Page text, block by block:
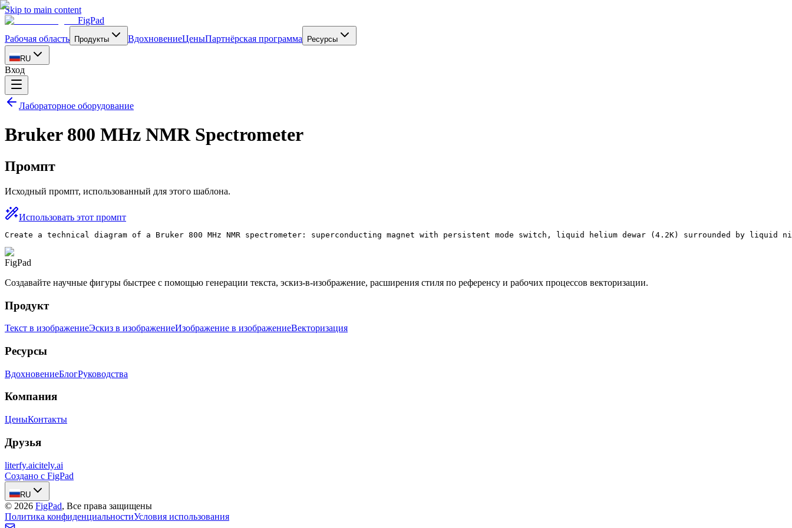
Skip to main content
FigPad
Рабочая область
Продукты ВдохновениеЦеныПартнёрская программа Ресурсы
RU
Вход
Лабораторное оборудование
Bruker 800 MHz NMR Spectrometer
Промпт
Исходный промпт, использованный для этого шаблона.
Использовать этот промпт
Create a technical diagram of a Bruker 800 MHz NMR spectrometer: superconducting magnet with persistent mode switch, liquid helium dewar (4.2K) surrounded by
FigPad
Создавайте научные фигуры быстрее с помощью генерации текста, эскиз-в-изображение, расширения стиля по референсу и рабочих процессов векторизации.
Продукт
Текст в изображениеЭскиз в изображениеИзображение в изображениеВекторизация
Ресурсы
ВдохновениеБлогРуководства
Компания
ЦеныКонтакты
Друзья
literfy.aicitely.ai
Создано с FigPad
RU
© 2026 FigPad, Все права защищены
Политика конфиденциальностиУсловия использования